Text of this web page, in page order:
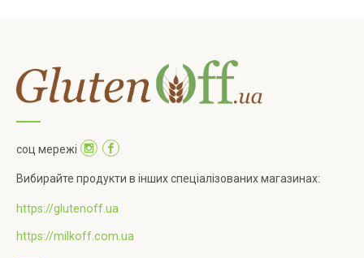
соц мережі
Вибирайте продукти в інших спеціалізованих магазинах:
https://glutenoff.ua
https://milkoff.com.ua